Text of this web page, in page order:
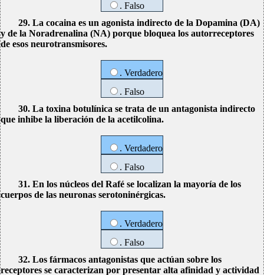
. Falso
29. La cocaina es un agonista indirecto de la Dopamina (DA)
y de la Noradrenalina (NA) porque bloquea los autorreceptores
de esos neurotransmisores.
. Verdadero
. Falso
30. La toxina botulínica se trata de un antagonista indirecto
que inhibe la liberación de la acetilcolina.
. Verdadero
. Falso
31. En los núcleos del Rafé se localizan la mayoría de los
cuerpos de las neuronas serotoninérgicas.
. Verdadero
. Falso
32. Los fármacos antagonistas que actúan sobre los
receptores se caracterizan por presentar alta afinidad y actividad